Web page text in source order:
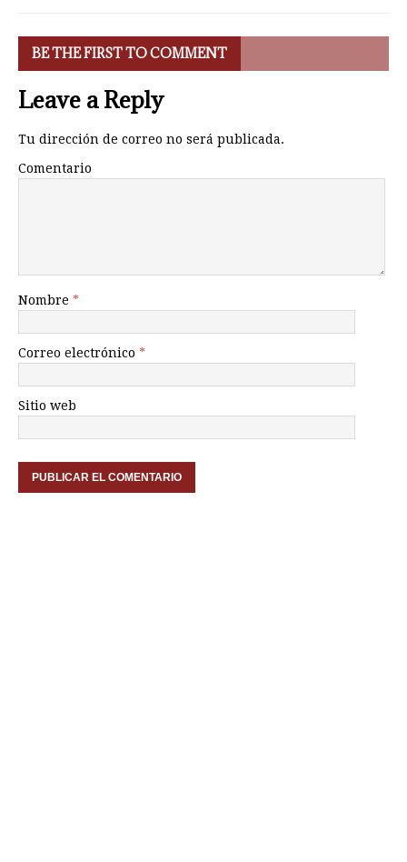
BE THE FIRST TO COMMENT
Leave a Reply
Tu dirección de correo no será publicada.
Comentario
Nombre *
Correo electrónico *
Sitio web